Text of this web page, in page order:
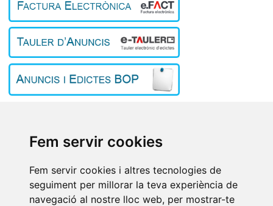
Fem servir cookies
Fem servir cookies i altres tecnologies de
seguiment per millorar la teva experiència de
navegació al nostre lloc web, per mostrar-te
L'Ajuntament
Turisme
Contacte
Avís Legal/Política de privacitat /Política de cookies/Preferències
de cookies/Registre d’Activitats de Tractament